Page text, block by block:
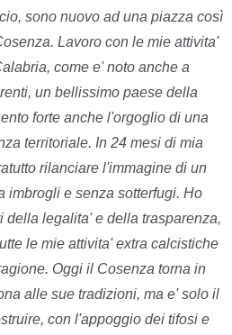
sono nuovo ad una piazza così
Lavoro con le mie attivita'
come e' noto anche a
un bellissimo paese della
forte anche l'orgoglio di una
territoriale. In 24 mesi di mia
rilanciare l'immagine di un
imbrogli e senza sotterfugi. Ho
della legalita' e della trasparenza,
le mie attivita' extra calcistiche
Oggi il Cosenza torna in
alle sue tradizioni, ma e' solo il
con l'appoggio dei tifosi e